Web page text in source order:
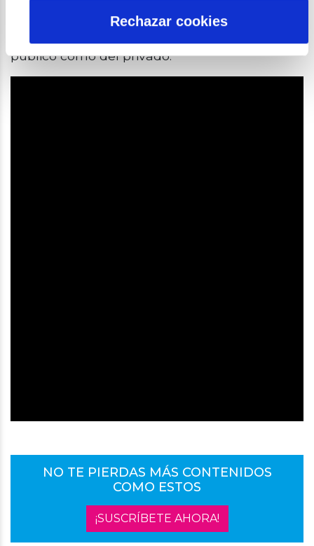
Rechazar cookies
mercado laboral en un contexto técnico y de
público como del privado.
NO TE PIERDAS MÁS CONTENIDOS
COMO ESTOS
¡SUSCRÍBETE AHORA!